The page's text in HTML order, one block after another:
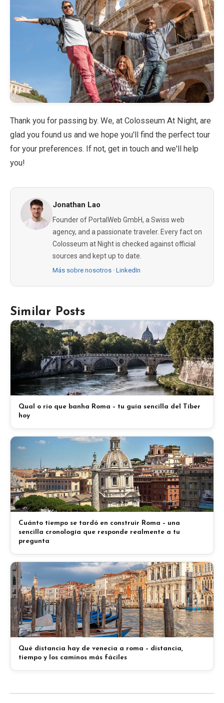
Thank you for passing by. We, at Colosseum At Night, are
glad you found us and we hope you'll find the perfect tour
for your preferences. If not, get in touch and we'll help
you!
Jonathan Lao
Founder of PortalWeb GmbH, a Swiss web
agency, and a passionate traveler. Every fact on
Colosseum at Night is checked against official
sources and kept up to date.
Más sobre nosotros · LinkedIn
Similar Posts
Qual o rio que banha Roma – tu guía sencilla del Tíber
hoy
Cuánto tiempo se tardó en construir Roma – una
sencilla cronología que responde realmente a tu
pregunta
Qué distancia hay de venecia a roma – distancia,
tiempo y los caminos más fáciles